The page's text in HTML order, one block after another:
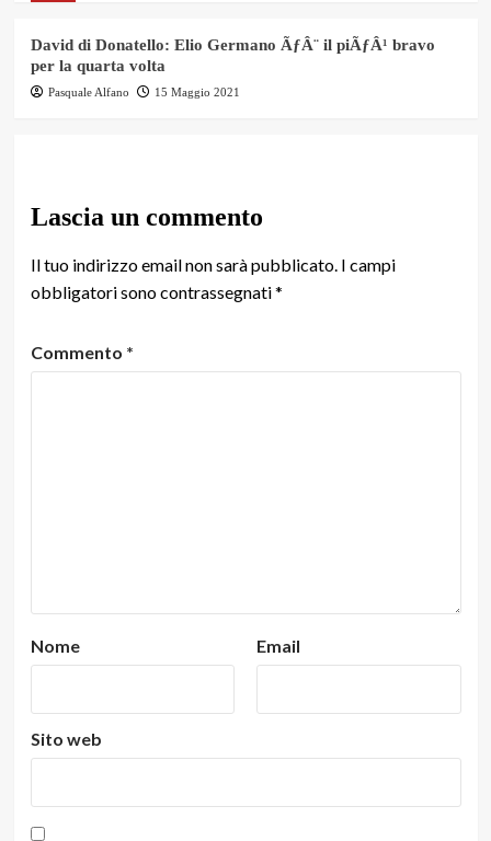
David di Donatello: Elio Germano ÃƒÂ¨ il piÃƒÂ¹ bravo
per la quarta volta
Pasquale Alfano 15 Maggio 2021
Lascia un commento
Il tuo indirizzo email non sarà pubblicato. I campi
obbligatori sono contrassegnati*
Commento *
Nome Email
Sito web